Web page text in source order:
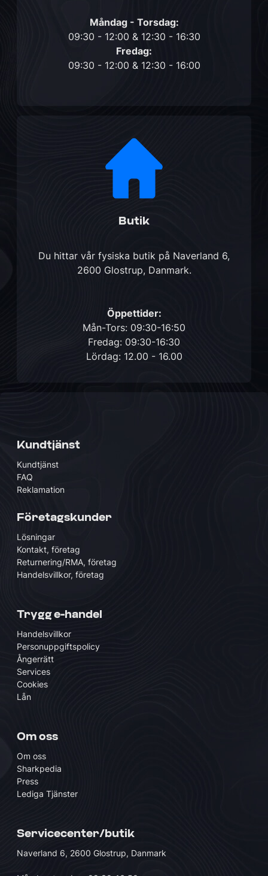
Måndag - Torsdag:
09:30 - 12:00 & 12:30 - 16:30
Fredag:
09:30 - 12:00 & 12:30 - 16:00
Butik
Du hittar vår fysiska butik på Naverland 6,
2600 Glostrup, Danmark.
Öppettider:
Mån-Tors: 09:30-16:50
Fredag: 09:30-16:30
Lördag: 12.00 - 16.00
Kundtjänst
Kundtjänst
FAQ
Reklamation
Företagskunder
Lösningar
Kontakt, företag
Returnering/RMA, företag
Handelsvillkor, företag
Trygg e-handel
Handelsvillkor
Personuppgiftspolicy
Ångerrätt
Services
Cookies
Lån
Om oss
Om oss
Sharkpedia
Press
Lediga Tjänster
Servicecenter/butik
Naverland 6, 2600 Glostrup, Danmark